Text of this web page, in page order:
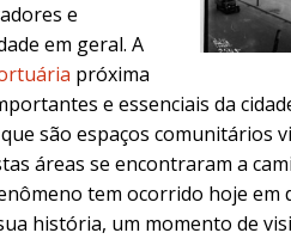
e
em geral. A
próxima
e essenciais da
são espaços comunitários
áreas se encontraram a
tem ocorrido hoje em
história, um momento de